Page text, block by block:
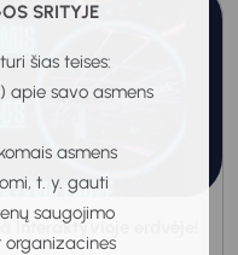
SRITYJE
šias teises:
apie savo asmens
asmens
t. y. gauti
saugojimo
organizacines
Interaktyvioje erdvėje!